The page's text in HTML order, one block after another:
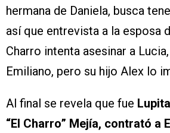
hermana de Daniela, busca
así que entrevista a la esposa
Charro intenta asesinar a
Emiliano, pero su hijo Alex lo
Al final se revela que fue
“El Charro” Mejía, contrató a